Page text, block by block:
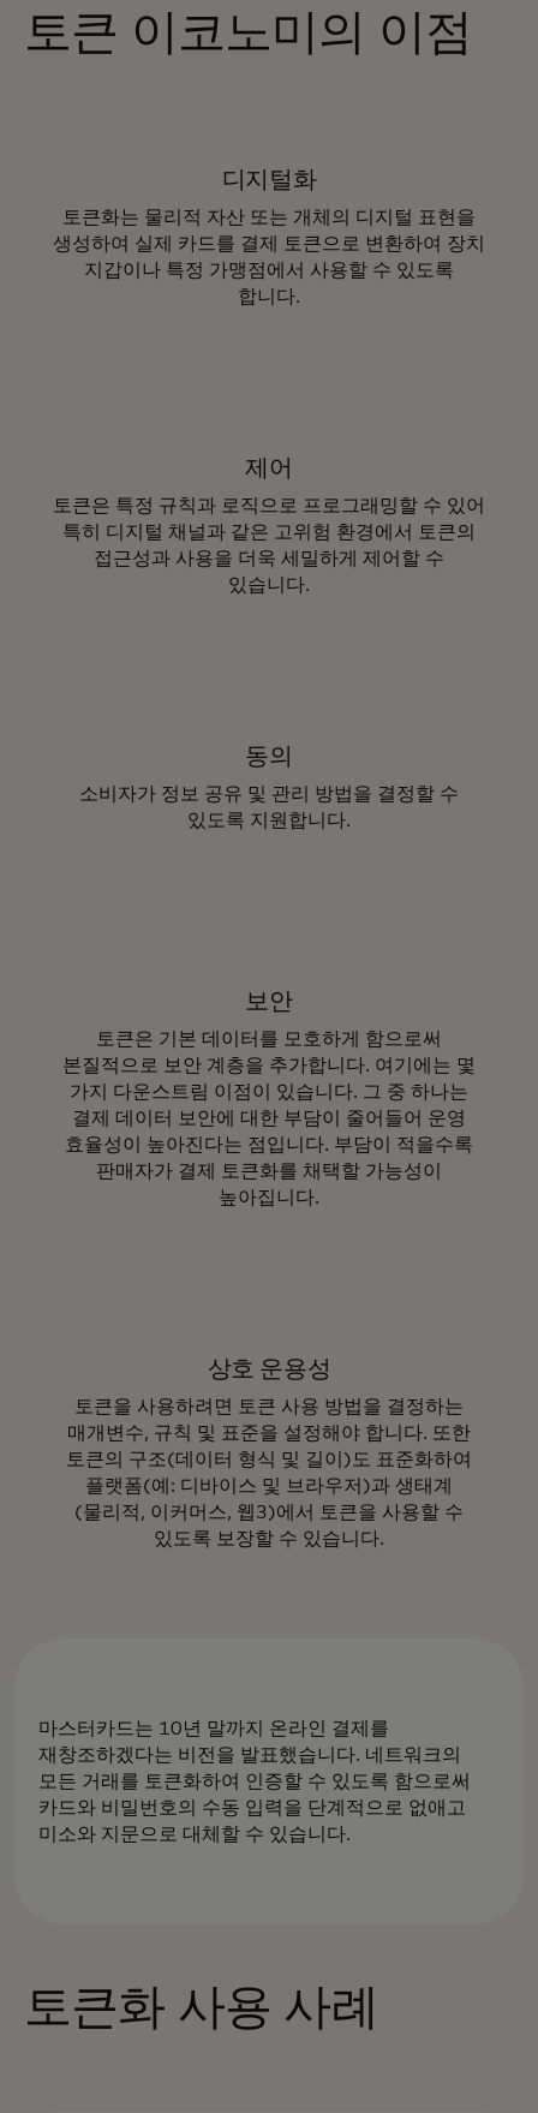
토큰 이코노미의 이점
디지털화
토큰화는 물리적 자산 또는 개체의 디지털 표현을
생성하여 실제 카드를 결제 토큰으로 변환하여 장치
지갑이나 특정 가맹점에서 사용할 수 있도록
합니다.
제어
토큰은 특정 규칙과 로직으로 프로그래밍할 수 있어
특히 디지털 채널과 같은 고위험 환경에서 토큰의
접근성과 사용을 더욱 세밀하게 제어할 수
있습니다.
동의
소비자가 정보 공유 및 관리 방법을 결정할 수
있도록 지원합니다.
보안
토큰은 기본 데이터를 모호하게 함으로써
본질적으로 보안 계층을 추가합니다. 여기에는 몇
가지 다운스트림 이점이 있습니다. 그 중 하나는
결제 데이터 보안에 대한 부담이 줄어들어 운영
효율성이 높아진다는 점입니다. 부담이 적을수록
판매자가 결제 토큰화를 채택할 가능성이
높아집니다.
상호 운용성
토큰을 사용하려면 토큰 사용 방법을 결정하는
매개변수, 규칙 및 표준을 설정해야 합니다. 또한
토큰의 구조(데이터 형식 및 길이)도 표준화하여
플랫폼(예: 디바이스 및 브라우저)과 생태계
(물리적, 이커머스, 웹3)에서 토큰을 사용할 수
있도록 보장할 수 있습니다.
마스터카드는 10년 말까지 온라인 결제를
재창조하겠다는 비전을 발표했습니다. 네트워크의
모든 거래를 토큰화하여 인증할 수 있도록 함으로써
카드와 비밀번호의 수동 입력을 단계적으로 없애고
미소와 지문으로 대체할 수 있습니다.
토큰화 사용 사례